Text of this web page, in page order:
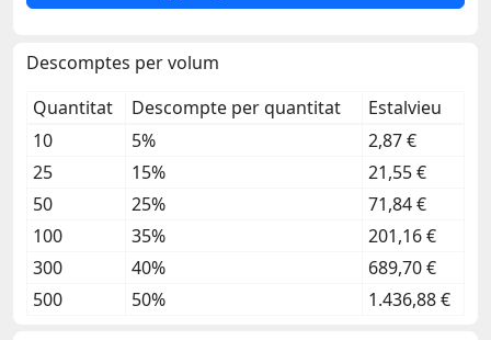
Descomptes per volum
Quantitat
Descompte per quantitat
Estalvieu
10
5%
2,87 €
25
15%
21,55 €
50
25%
71,84 €
100
35%
201,16 €
300
40%
689,70 €
500
50% 1.436,88 €